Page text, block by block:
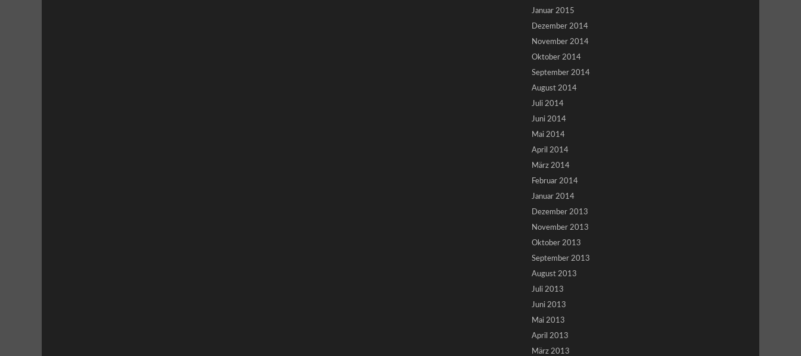
Januar 2015
Dezember 2014
November 2014
Oktober 2014
September 2014
August 2014
Juli 2014
Juni 2014
Mai 2014
April 2014
März 2014
Februar 2014
Januar 2014
Dezember 2013
November 2013
Oktober 2013
September 2013
August 2013
Juli 2013
Juni 2013
Mai 2013
April 2013
März 2013